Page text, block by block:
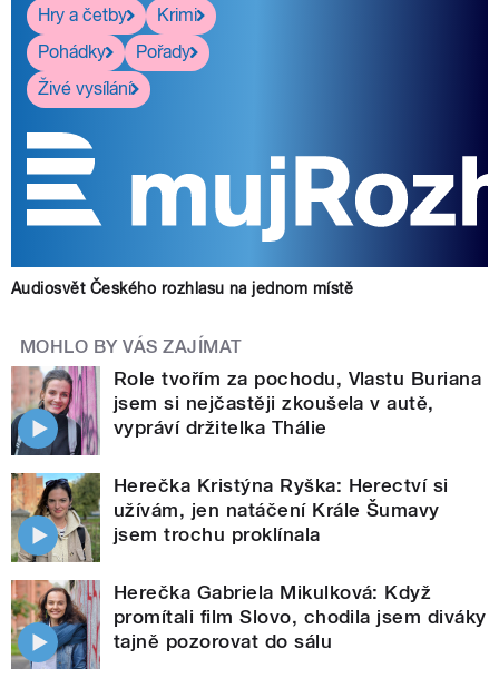
Hry a četby
Krimi
Pohádky
Pořady
Živé vysílání
Audiosvět Českého rozhlasu na jednom místě
MOHLO BY VÁS ZAJÍMAT
Role tvořím za pochodu, Vlastu Buriana
jsem si nejčastěji zkoušela v autě,
vypráví držitelka Thálie
Herečka Kristýna Ryška: Herectví si
užívám, jen natáčení Krále Šumavy
jsem trochu proklínala
Herečka Gabriela Mikulková: Když
promítali film Slovo, chodila jsem diváky
tajně pozorovat do sálu